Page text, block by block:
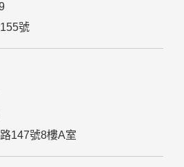
識、聯絡或採取法律行動所必要
處理或利用您的個人資料時，將對
理之責。
網站會在您的電腦中放置並取用我
Cookie的寫入，您可在您使用的
等級為高，即可拒絕Cookie的寫
號
147號8樓A室